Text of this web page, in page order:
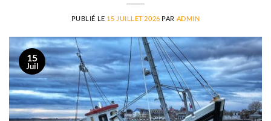
PUBLIÉ LE 15 JUILLET 2026 PAR ADMIN
15
Juil